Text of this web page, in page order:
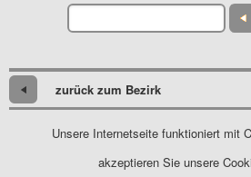
zurück zum Bezirk
Unsere Internetseite funktioniert mit
akzeptieren Sie unsere